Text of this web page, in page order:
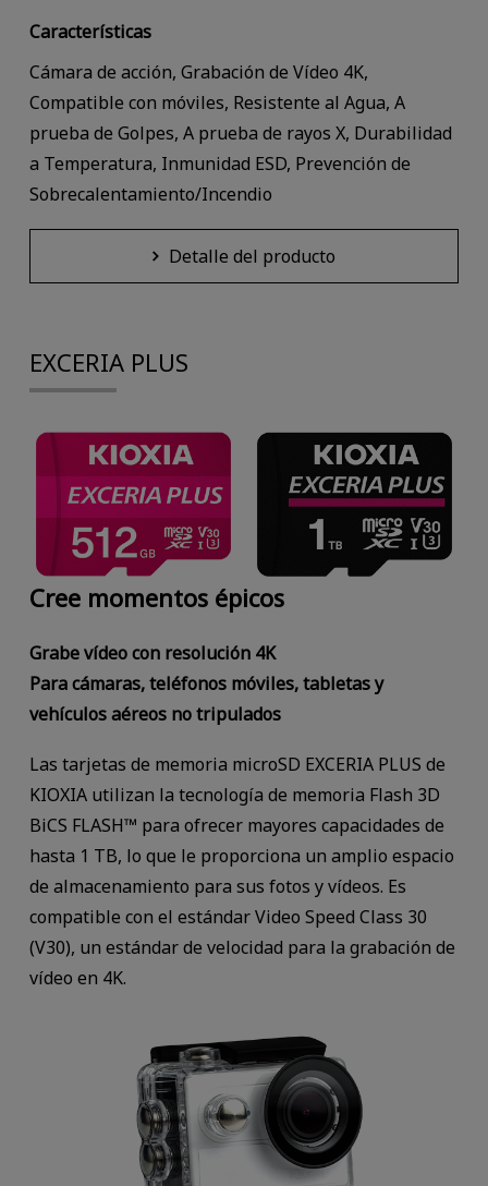
Características
Cámara de acción, Grabación de Vídeo 4K,
Compatible con móviles, Resistente al Agua, A
prueba de Golpes, A prueba de rayos X, Durabilidad
a Temperatura, Inmunidad ESD, Prevención de
Sobrecalentamiento/Incendio
Detalle del producto
EXCERIA PLUS
Cree momentos épicos
Grabe vídeo con resolución 4K
Para cámaras, teléfonos móviles, tabletas y
vehículos aéreos no tripulados
Las tarjetas de memoria microSD EXCERIA PLUS de
KIOXIA utilizan la tecnología de memoria Flash 3D
BiCS FLASH™ para ofrecer mayores capacidades de
hasta 1 TB, lo que le proporciona un amplio espacio
de almacenamiento para sus fotos y vídeos. Es
compatible con el estándar Video Speed Class 30
(V30), un estándar de velocidad para la grabación de
vídeo en 4K.